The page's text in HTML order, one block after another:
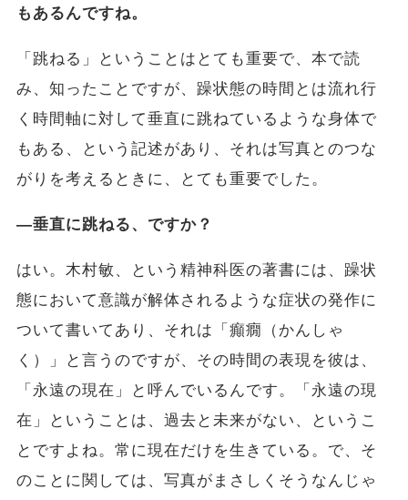
もあるんですね。
「跳ねる」ということはとても重要で、本で読
み、知ったことですが、躁状態の時間とは流れ行
く時間軸に対して垂直に跳ねているような身体で
もある、という記述があり、それは写真とのつな
がりを考えるときに、とても重要でした。
―垂直に跳ねる、ですか？
はい。木村敏、という精神科医の著書には、躁状
態において意識が解体されるような症状の発作に
ついて書いてあり、それは「癲癇（かんしゃ
く）」と言うのですが、その時間の表現を彼は、
「永遠の現在」と呼んでいるんです。「永遠の現
在」ということは、過去と未来がない、というこ
とですよね。常に現在だけを生きている。で、そ
のことに関しては、写真がまさしくそうなんじゃ